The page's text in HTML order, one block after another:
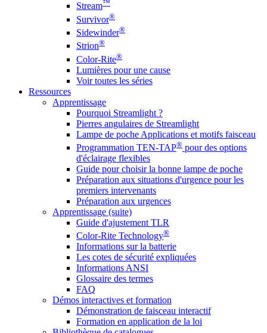
Stream™
Survivor®
Sidewinder®
Strion®
Color-Rite®
Lumières pour une cause
Voir toutes les séries
Ressources
Apprentissage
Pourquoi Streamlight ?
Pierres angulaires de Streamlight
Lampe de poche Applications et motifs faisceau
Programmation TEN-TAP® pour des options
d'éclairage flexibles
Guide pour choisir la bonne lampe de poche
Préparation aux situations d'urgence pour les
premiers intervenants
Préparation aux urgences
Apprentissage (suite)
Guide d'ajustement TLR
Color-Rite Technology®
Informations sur la batterie
Les cotes de sécurité expliquées
Informations ANSI
Glossaire des termes
FAQ
Démos interactives et formation
Démonstration de faisceau interactif
Formation en application de la loi